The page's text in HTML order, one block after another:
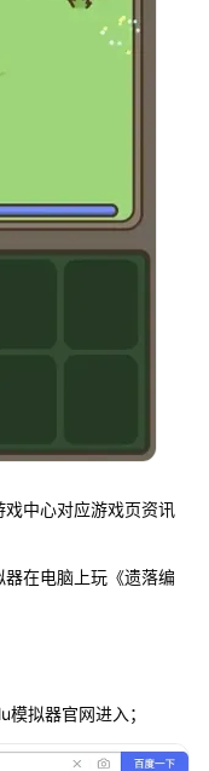
中心对应游戏页资讯
在电脑上玩《遗落编
拟器官网进入；